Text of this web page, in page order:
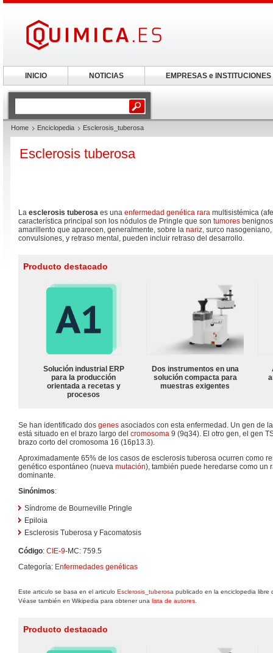
Home Enciclopedia Esclerosis_tuberosa
Esclerosis tuberosa
La esclerosis tuberosa es una enfermedad genética rara multisistémica
característica principal son los nódulos de Pringle que son tumores
amarillento que aparecen, generalmente, sobre la nariz, surco
convulsiones, y retraso mental, pueden incluir retraso del desarrollo.
Producto destacado
Solución industrial ERP
para la producción
orientada a recetas y
procesos
Dos instrumentos en una
solución compacta para
muestras exigentes
Se han identificado dos genes asociados con esta enfermedad. Un gen de
está situado en el brazo largo del cromosoma 9 (9q34). El otro gen, el gen
brazo corto del cromosoma 16 (16p13.3).
Aproximadamente 65% de los casos de esclerosis tuberosa ocurren como
genético espontáneo (nueva mutación), también puede heredarse como un
dominante.
Sinónimos:
Síndrome de Bourneville Pringle
Epiloia
Esclerosis Tuberosa y Facomatosis
Código: CIE-9-MC: 759.5
Categoría: Enfermedades genéticas
Este articulo se basa en el articulo Esclerosis_tuberosa publicado en la enciclopedia libre
Véase también en Wikipedia para obtener una lista de autores
Producto destacado
INICIO NOTICIAS EMPRESAS e INSTITUCIONES